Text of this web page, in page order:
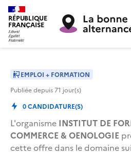
RÉPUBLIQUE
FRANÇAISE
EMPLOI + FORMATION
Publiée depuis71 jour(s)
0CANDIDATURE(S)
L'organisme INSTITUT DE
COMMERCE & OENOLOGIE
cette offre dans le domaine